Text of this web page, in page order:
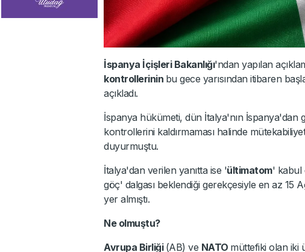
İspanya İçişleri Bakanlığı'ndan yapılan
kontrollerinin bu gece yarısından itibaren
açıkladı.
İspanya hükümeti, dün İtalya'nın İspanya'dan
kontrollerini kaldırmaması halinde
duyurmuştu.
İtalya'dan verilen yanıtta ise 'ültimatom' kabul
göç' dalgası beklendiği gerekçesiyle en az 15
yer almıştı.
Ne olmuştu?
Avrupa Birliği (AB) ve NATO müttefiki olan iki